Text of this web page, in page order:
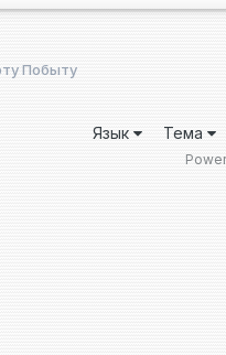
Побыту
Язык Тема